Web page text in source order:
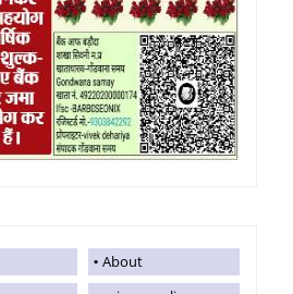
About